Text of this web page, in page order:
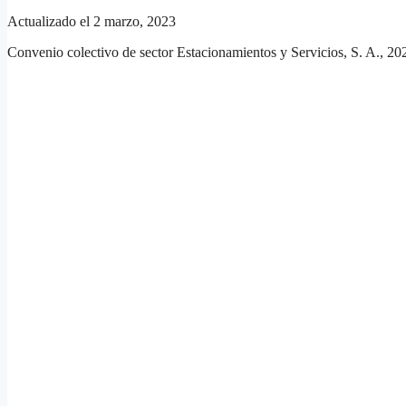
Actualizado el 2 marzo, 2023
Convenio colectivo de sector Estacionamientos y Servicios, S. A.,